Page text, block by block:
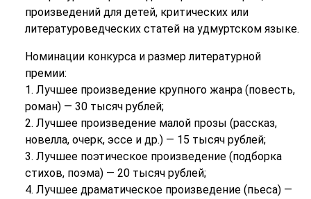
произведений для детей, критических или
литературоведческих статей на удмуртском языке.
Номинации конкурса и размер литературной
премии:
1. Лучшее произведение крупного жанра (повесть,
роман) — 30 тысяч рублей;
2. Лучшее произведение малой прозы (рассказ,
новелла, очерк, эссе и др.) — 15 тысяч рублей;
3. Лучшее поэтическое произведение (подборка
стихов, поэма) — 20 тысяч рублей;
4. Лучшее драматическое произведение (пьеса) —